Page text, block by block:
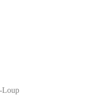
Loup